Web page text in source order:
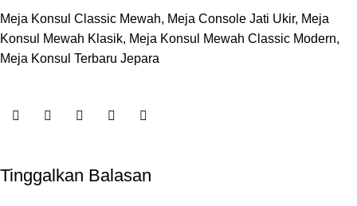
Meja Konsul Classic Mewah, Meja Console Jati Ukir, Meja
Konsul Mewah Klasik, Meja Konsul Mewah Classic Modern,
Meja Konsul Terbaru Jepara
Tinggalkan Balasan